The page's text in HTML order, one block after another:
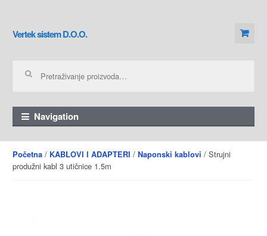
Skip to navigation
Skip to content
Vertek sistem D.O.O.
Navigation
Početna/ KABLOVI I ADAPTERI / Naponski kablovi / Strujni
produžni kabl 3 utičnice 1.5m